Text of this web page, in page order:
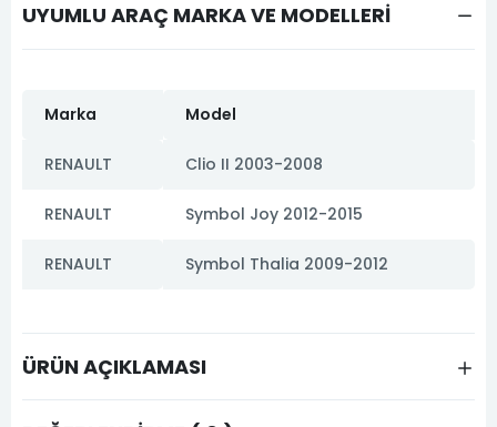
UYUMLU ARAÇ MARKA VE MODELLERİ
Marka Model
RENAULT Clio II 2003-2008
RENAULT Symbol Joy 2012-2015
RENAULT Symbol Thalia 2009-2012
ÜRÜN AÇIKLAMASI